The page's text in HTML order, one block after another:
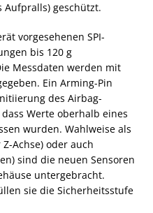
Aufpralls) geschützt.
vorgesehenen SPI-
bis 120 g
Messdaten werden mit
Ein Arming-Pin
des Airbag-
Werte oberhalb eines
wurden. Wahlweise als
Achse) oder auch
sind die neuen Sensoren
untergebracht.
sie die Sicherheitsstufe